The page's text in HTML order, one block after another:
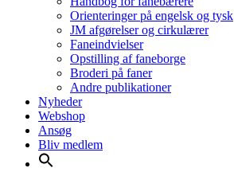
Orienteringer på engelsk og tysk
JM afgørelser og cirkulærer
Faneindvielser
Opstilling af faneborge
Broderi på faner
Andre publikationer
Nyheder
Webshop
Ansøg
Bliv medlem